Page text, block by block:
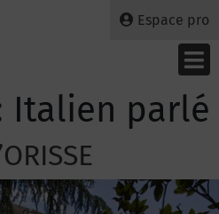
Espace pro
Italien parlé